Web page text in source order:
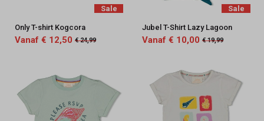
Sale
Only T-shirt Kogcora
Vanaf € 12,50 € 24,99
Sale
Jubel T-Shirt Lazy Lagoon
Vanaf € 10,00 € 19,99